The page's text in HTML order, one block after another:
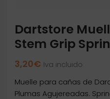
Dartstore
Stem Grip
3,20€ Iva incluido
Muelle para cañas de
Plumas Agujereadas.